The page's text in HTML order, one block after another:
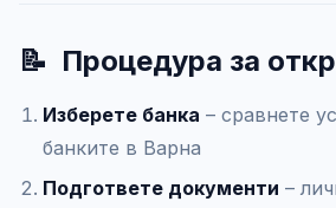
📝 Процедура за
Изберете банка – сравнете
банките в Варна
Подгответе документи –